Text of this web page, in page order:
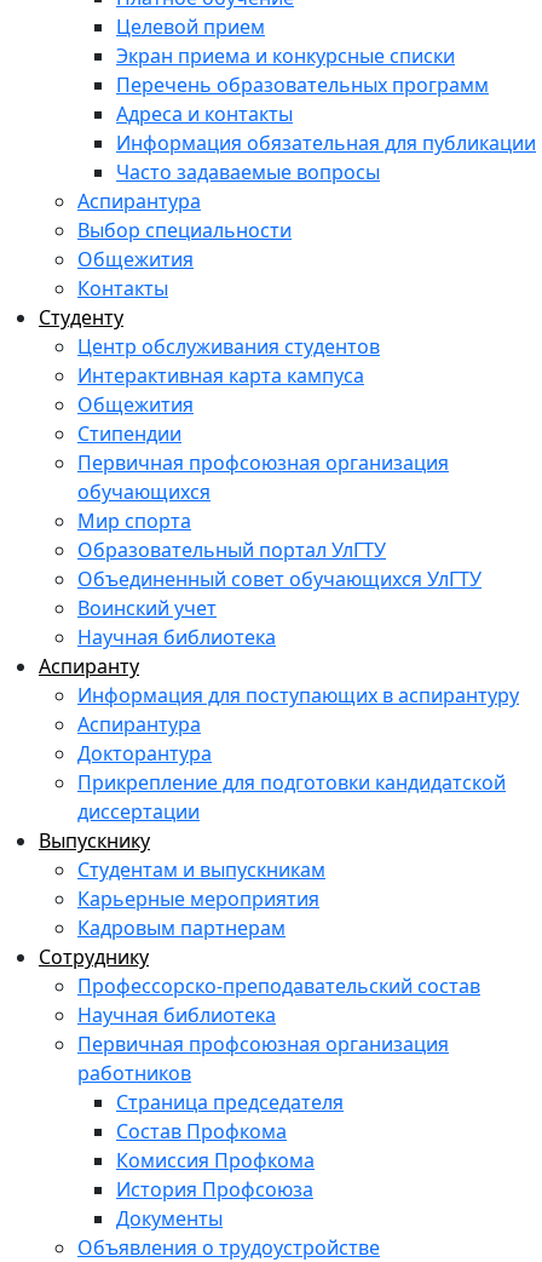
Целевой прием
Экран приема и конкурсные списки
Перечень образовательных программ
Адреса и контакты
Информация обязательная для публикации
Часто задаваемые вопросы
Аспирантура
Выбор специальности
Общежития
Контакты
Студенту
Центр обслуживания студентов
Интерактивная карта кампуса
Общежития
Стипендии
Первичная профсоюзная организация
обучающихся
Мир спорта
Образовательный портал УлГТУ
Объединенный совет обучающихся УлГТУ
Воинский учет
Научная библиотека
Аспиранту
Информация для поступающих в аспирантуру
Аспирантура
Докторантура
Прикрепление для подготовки кандидатской
диссертации
Выпускнику
Студентам и выпускникам
Карьерные мероприятия
Кадровым партнерам
Сотруднику
Профессорско-преподавательский состав
Научная библиотека
Первичная профсоюзная организация
работников
Страница председателя
Состав Профкома
Комиссия Профкома
История Профсоюза
Документы
Объявления о трудоустройстве